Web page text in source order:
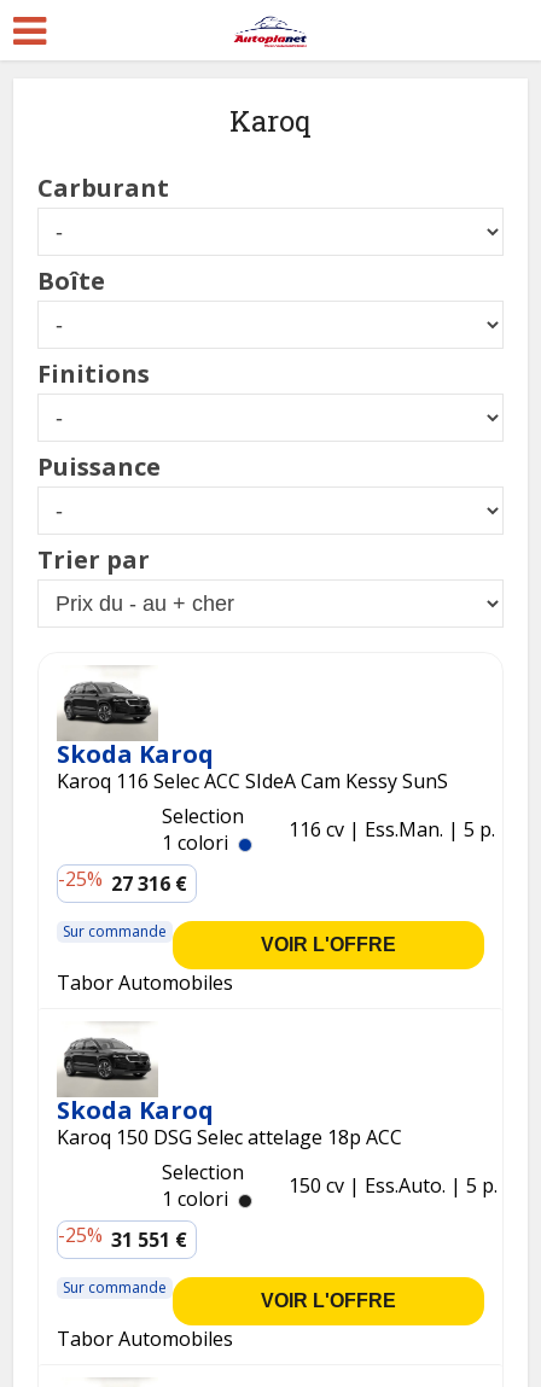
Karoq
Carburant
Boîte
Finitions
Puissance
Trier par
Skoda Karoq
Karoq 116 Selec ACC SIdeA Cam Kessy SunS
Selection
1 colori
116 cv Ess.Man.
5 p.
-25% 27 316 €
Sur commande
VOIR L'OFFRE
Tabor Automobiles
Skoda Karoq
Karoq 150 DSG Selec attelage 18p ACC
Selection
1 colori
150 cv Ess.Auto.
5 p.
-25% 31 551 €
Sur commande
VOIR L'OFFRE
Tabor Automobiles